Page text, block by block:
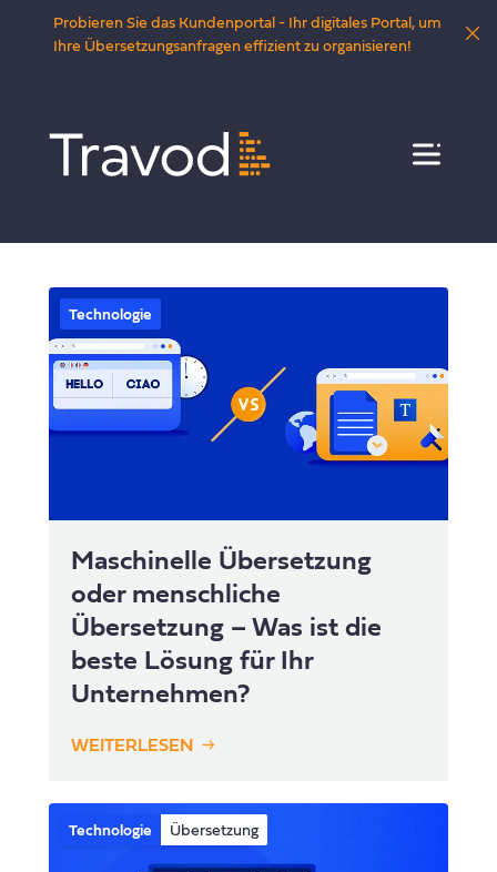
Probieren Sie das Kundenportal - Ihr digitales Portal, um
Ihre Übersetzungsanfragen effizient zu organisieren!
Menü
Technologie
Maschinelle Übersetzung
oder menschliche
Übersetzung – Was ist die
beste Lösung für Ihr
Unternehmen?
WEITERLESEN
Technologie Übersetzung